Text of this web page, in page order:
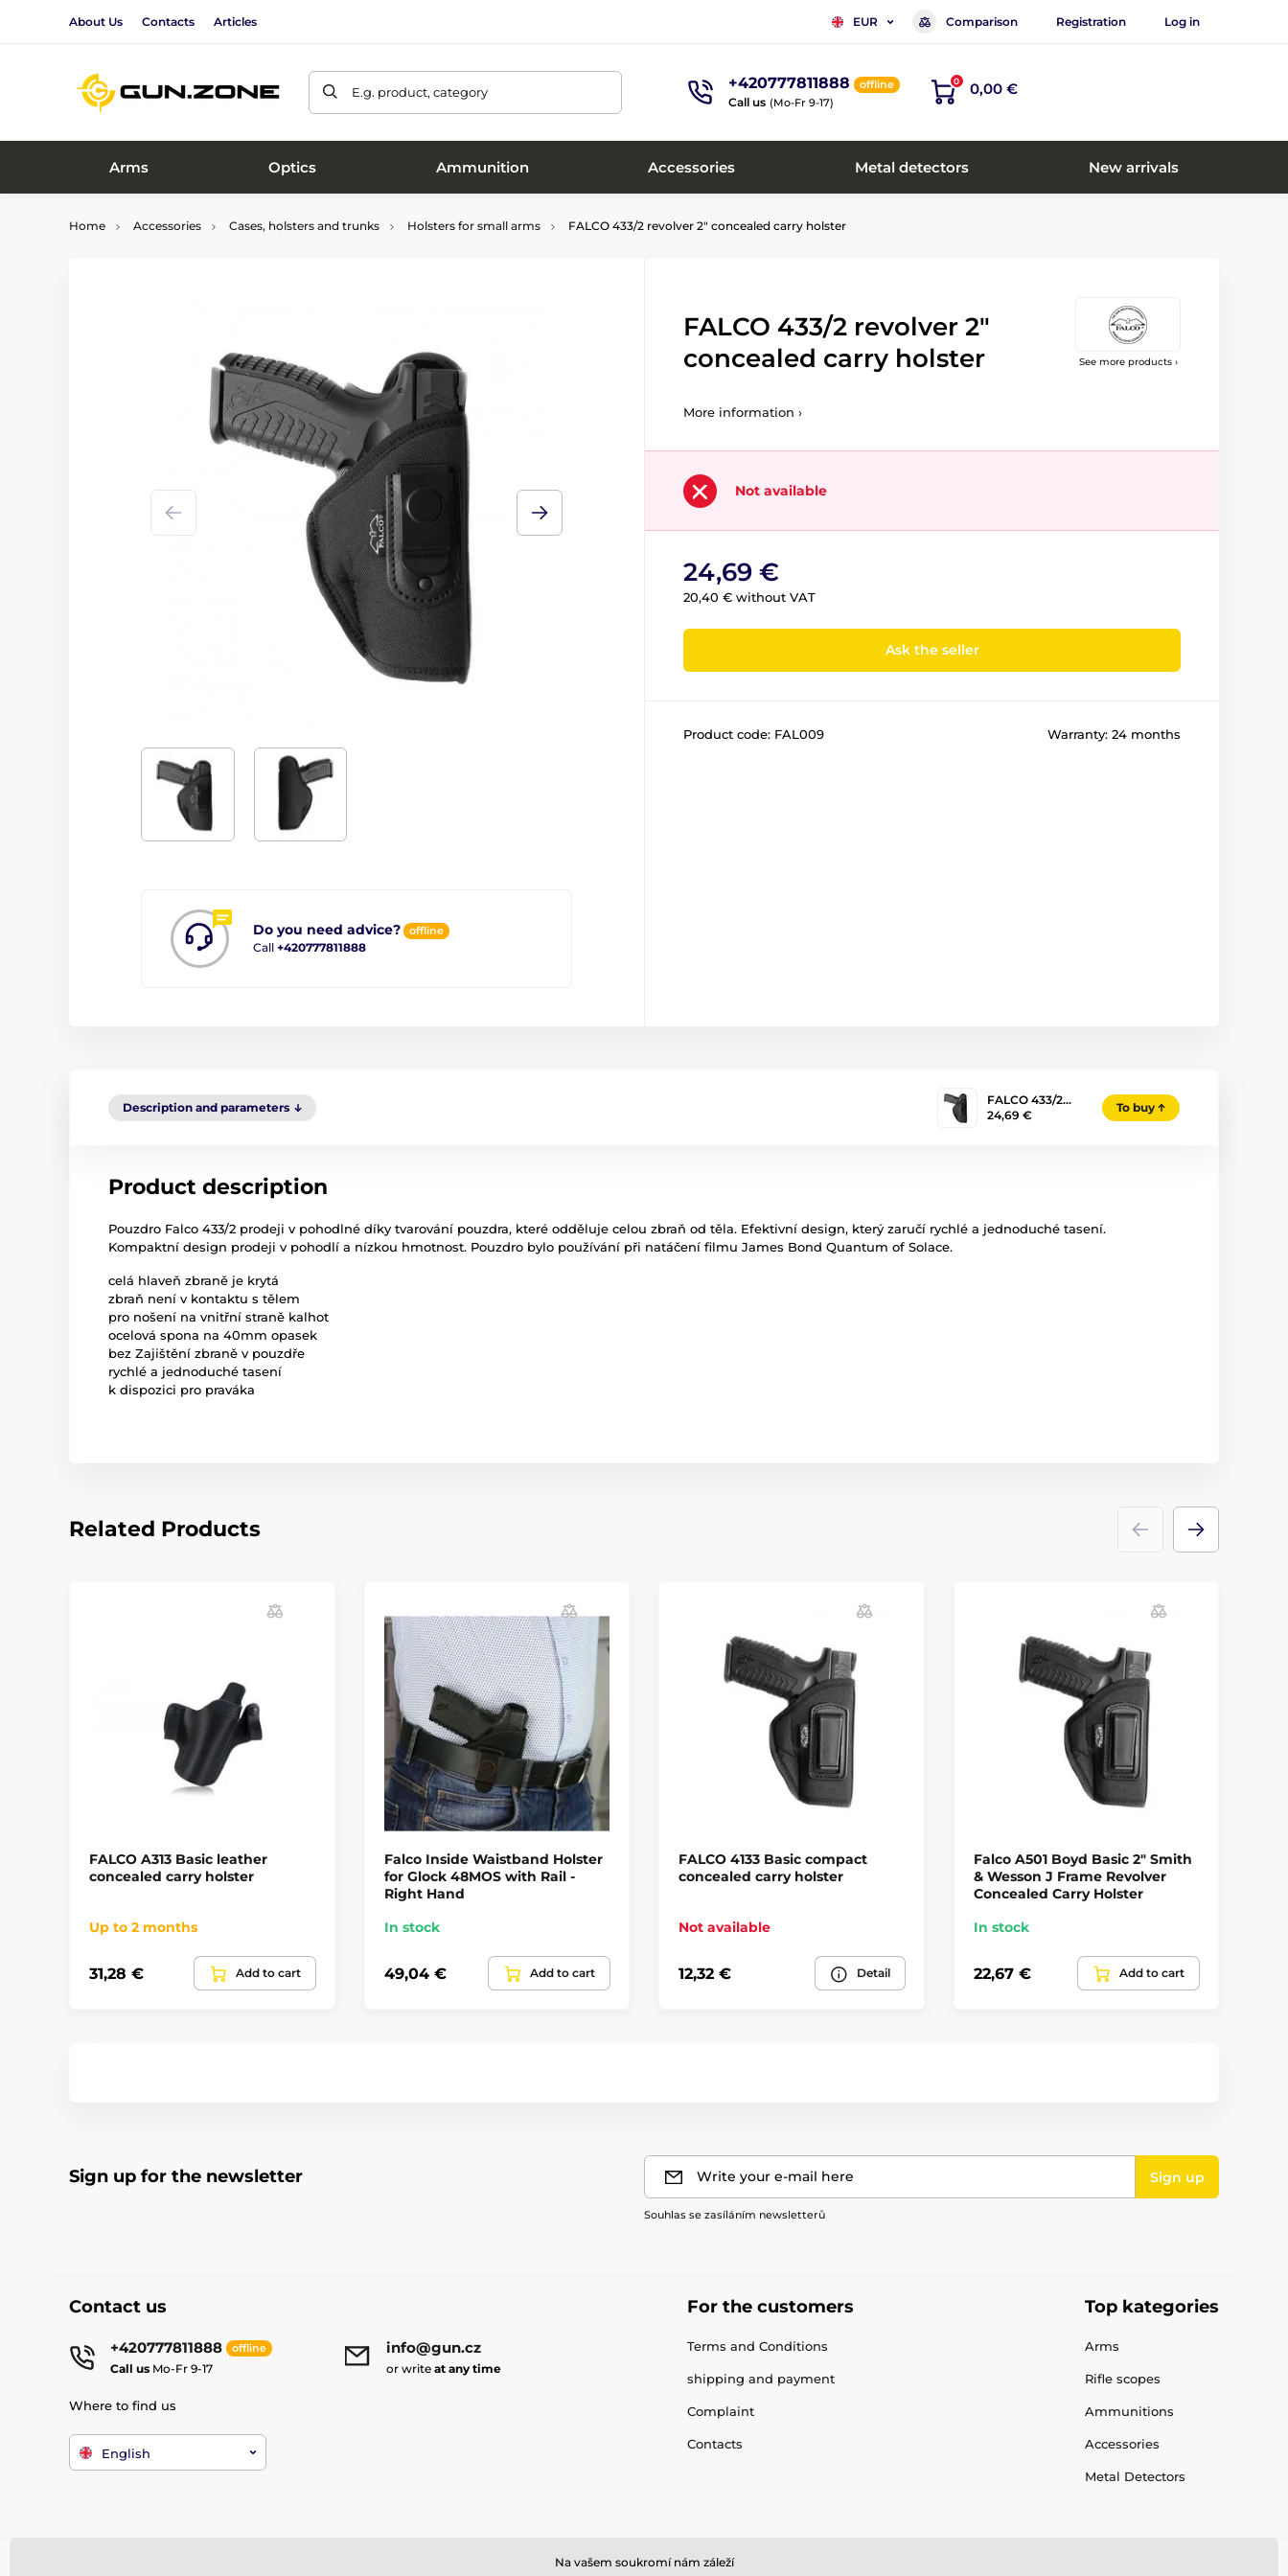
About Us Contacts Articles EUR Comparison Registration Log in
E.g. product, category +420777811888 offline
Call us (Mo-Fr 9-17)
0 0,00 €
Arms Optics Ammunition Accessories Metal detectors New arrivals
Home Accessories Cases, holsters and trunks Holsters for small arms FALCO 433/2 revolver 2" concealed carry holster
See more products ›
Do you need advice? offline
Call +420777811888
FALCO 433/2 revolver 2"
concealed carry holster
More information ›
Not available
24,69 €
20,40 € without VAT
Ask the seller
Product code: FAL009 Warranty: 24 months
Description and parameters
FALCO 433/2…
24,69 €
To buy
Product description
Pouzdro Falco 433/2 prodeji v pohodlné díky tvarování pouzdra, které odděluje celou zbraň od těla. Efektivní design, který zaručí rychlé a jednoduché tasení.
Kompaktní design prodeji v pohodlí a nízkou hmotnost. Pouzdro bylo používání při natáčení filmu James Bond Quantum of Solace.
celá hlaveň zbraně je krytá
zbraň není v kontaktu s tělem
pro nošení na vnitřní straně kalhot
ocelová spona na 40mm opasek
bez Zajištění zbraně v pouzdře
rychlé a jednoduché tasení
k dispozici pro praváka
Related Products
FALCO A313 Basic leather
concealed carry holster
Up to 2 months
31,28 € Add to cart
Falco Inside Waistband Holster
for Glock 48MOS with Rail -
Right Hand
In stock
49,04 € Add to cart
FALCO 4133 Basic compact
concealed carry holster
Not available
12,32 € Detail
Falco A501 Boyd Basic 2" Smith
& Wesson J Frame Revolver
Concealed Carry Holster
In stock
22,67 € Add to cart
Sign up for the newsletter Write your e-mail here Sign up
Souhlas se zasíláním newsletterů
Contact us
+420777811888 offline
Call us Mo-Fr 9-17
info@gun.cz
or write at any time
Where to find us
English
For the customers
Terms and Conditions
shipping and payment
Complaint
Contacts
Top kategories
Arms
Rifle scopes
Ammunitions
Accessories
Metal Detectors
Na vašem soukromí nám záleží